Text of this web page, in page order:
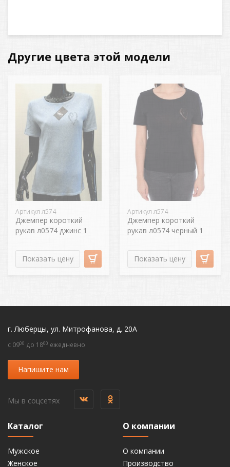
Другие цвета этой модели
Артикул л574
Джемпер короткий
рукав л0574 джинс 1
Показать цену
Артикул л574
Джемпер короткий
рукав л0574 черный 1
Показать цену
г. Люберцы, ул. Митрофанова, д. 20А
c 0900 до 1800 ежедневно
Напишите нам
Мы в соцсетях
Каталог
Мужское
Женское
О компании
О компании
Производство